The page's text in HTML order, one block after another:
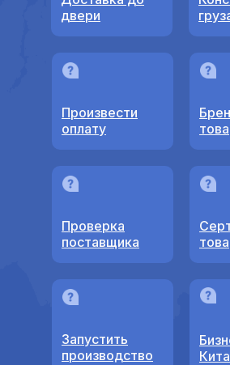
Произвести
оплату
Проверка
поставщика
Запустить
производство
двери